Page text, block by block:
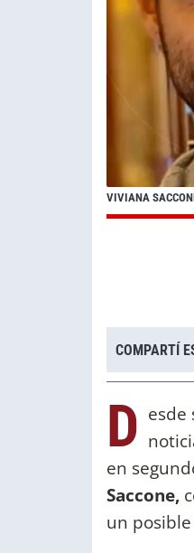
VIVIANA
COMPARTÍ
D esde
en
Saccone,
un